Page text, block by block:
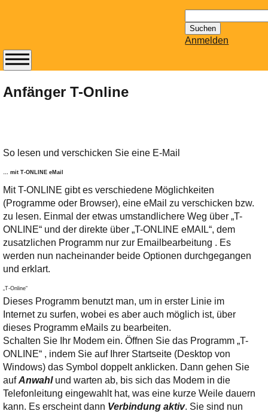
nach:
Anmelden
Anfänger T-Online
So lesen und verschicken Sie eine E-Mail
… mit T-ONLINE eMail
Mit T-ONLINE gibt es verschiedene Möglichkeiten
(Programme oder Browser), eine eMail zu verschicken bzw.
zu lesen. Einmal der etwas umstandlichere Weg über „T-
ONLINE“ und der direkte über „T-ONLINE eMAIL“, dem
zusatzlichen Programm nur zur Emailbearbeitung . Es
werden nun nacheinander beide Optionen durchgegangen
und erklart.
„T-Online“
Dieses Programm benutzt man, um in erster Linie im
Internet zu surfen, wobei es aber auch möglich ist, über
dieses Programm eMails zu bearbeiten.
Schalten Sie Ihr Modem ein. Öffnen Sie das Programm „T-
ONLINE“ , indem Sie auf Ihrer Startseite (Desktop von
Windows) das Symbol doppelt anklicken. Dann gehen Sie
aufAnwahl und warten ab, bis sich das Modem in die
Telefonleitung eingewahlt hat, was eine kurze Weile dauern
kann. Es erscheint dann Verbindung aktiv. Sie sind nun
Abonnieren Sie den
14-tägig
erscheinenden
Der ständig aktuelle
Tipps zu Thema
Email für Sie
bereithält!
Wie z.B. Outlook,
GMail, Thunderbird
oder auch
KuNoMail, usw.
Ihre E-Mail
Adresse:
E-Mail
E-Mail bestätigen